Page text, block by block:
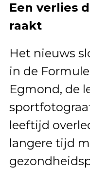
Een verlies
raakt
Het nieuws
in de
Egmond, de
leeftijd
langere tijd